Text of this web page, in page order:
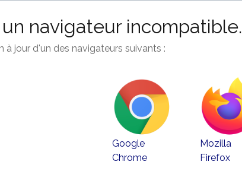
navigateur incompatible.
à jour d'un des navigateurs suivants :
Google
Chrome
Mozilla
Firefox